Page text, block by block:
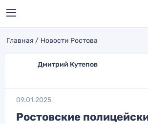
Главная Новости Ростова
Дмитрий Кутепов
09.01.2025
Ростовские